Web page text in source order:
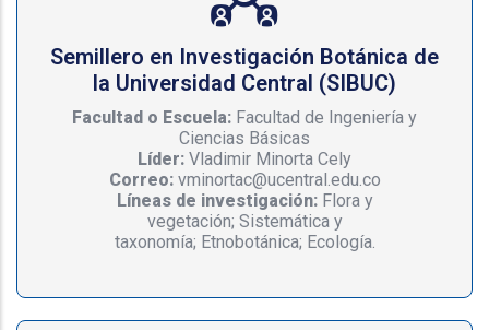
Semillero en Investigación Botánica de
la Universidad Central (SIBUC)
Facultad o Escuela: Facultad de Ingeniería y
Ciencias Básicas
Líder: Vladimir Minorta Cely
Correo:vminortac@ucentral.edu.co
Líneas de investigación:Flora y
vegetación; Sistemática y
taxonomía; Etnobotánica; Ecología.